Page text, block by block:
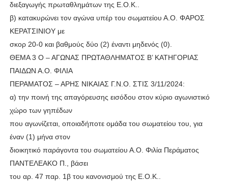
διεξαγωγής πρωταθλημάτων της Ε.Ο.Κ..
β) κατακυρώνει τον αγώνα υπέρ του σωματείου Α.Ο. ΦΑΡΟΣ
ΚΕΡΑΤΣΙΝΙΟΥ με
σκορ 20-0 και βαθμούς δύο (2) έναντι μηδενός (0).
ΘΕΜΑ 3 Ο – ΑΓΩΝΑΣ ΠΡΩΤΑΘΛΗΜΑΤΟΣ Β’ ΚΑΤΗΓΟΡΙΑΣ
ΠΑΙΔΩΝ Α.Ο. ΦΙΛΙΑ
ΠΕΡΑΜΑΤΟΣ – ΑΡΗΣ ΝΙΚΑΙΑΣ Γ.Ν.Ο. ΣΤΙΣ 3/11/2024:
α) την ποινή της απαγόρευσης εισόδου στον κύριο αγωνιστικό
χώρο των γηπέδων
που αγωνίζεται, οποιαδήποτε ομάδα του σωματείου του, για
έναν (1) μήνα στον
διοικητικό παράγοντα του σωματείου Α.Ο. Φιλία Περάματος
ΠΑΝΤΕΛΕΑΚΟ Π., βάσει
του αρ. 47 παρ. 1β του κανονισμού της Ε.Ο.Κ..